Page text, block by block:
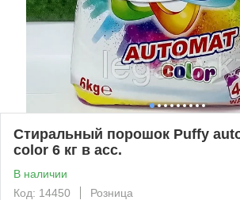
Стиральный порошок Puffy
color 6 кг в асс.
В наличии
Код: 14450
Розница